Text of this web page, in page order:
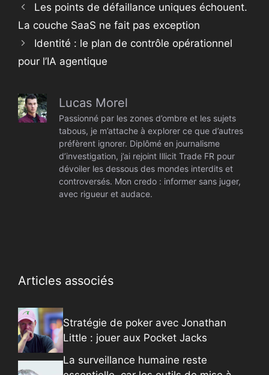
Les points de défaillance uniques échouent.
La couche SaaS ne fait pas exception
Identité : le plan de contrôle opérationnel
pour l’IA agentique
Lucas Morel
Passionné par les zones d’ombre et les sujets
tabous, je m’attache à explorer ce que d’autres
préfèrent ignorer. Diplômé en journalisme
d’investigation, j’ai rejoint Illicit Trade FR pour
dévoiler les dessous des mondes interdits et
controversés. Mon credo : informer sans juger,
avec rigueur et audace.
Articles associés
Stratégie de poker avec Jonathan
Little : jouer aux Pocket Jacks
La surveillance humaine reste